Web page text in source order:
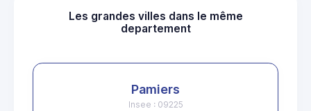
Les grandes villes dans le même
departement
Pamiers
Insee : 09225